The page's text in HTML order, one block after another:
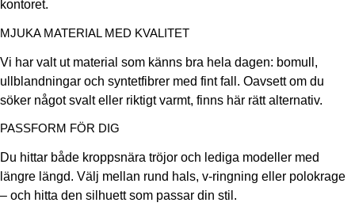
kontoret.
MJUKA MATERIAL MED KVALITET
Vi har valt ut material som känns bra hela dagen: bomull,
ullblandningar och syntetfibrer med fint fall. Oavsett om du
söker något svalt eller riktigt varmt, finns här rätt alternativ.
PASSFORM FÖR DIG
Du hittar både kroppsnära tröjor och lediga modeller med
längre längd. Välj mellan rund hals, v-ringning eller polokrage
– och hitta den silhuett som passar din stil.